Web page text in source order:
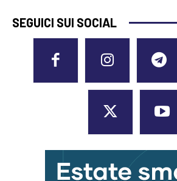
SEGUICI SUI SOCIAL